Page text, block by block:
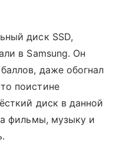
диск SSD,
в Samsung. Он
даже обогнал
поистине
диск в данной
фильмы, музыку и